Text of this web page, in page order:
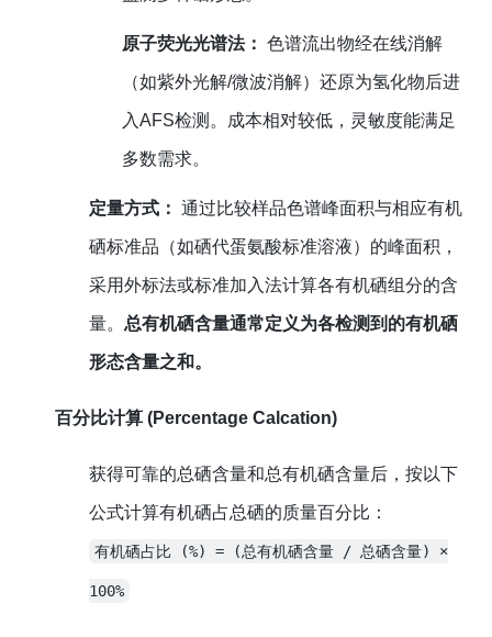
原子荧光光谱法： 色谱流出物经在线消解
（如紫外光解/微波消解）还原为氢化物后进
入AFS检测。成本相对较低，灵敏度能满足
多数需求。
定量方式： 通过比较样品色谱峰面积与相应有机
硒标准品（如硒代蛋氨酸标准溶液）的峰面积，
采用外标法或标准加入法计算各有机硒组分的含
量。 总有机硒含量通常定义为各检测到的有机硒
形态含量之和。
百分比计算 (Percentage Calcation)
获得可靠的总硒含量和总有机硒含量后，按以下
公式计算有机硒占总硒的质量百分比：
有机硒占比 (%) = (总有机硒含量 / 总硒含量) ×
100%